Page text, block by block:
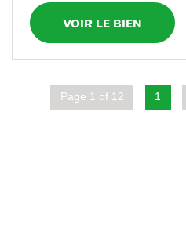
VOIR LE BIEN
Page 1 of 12 1